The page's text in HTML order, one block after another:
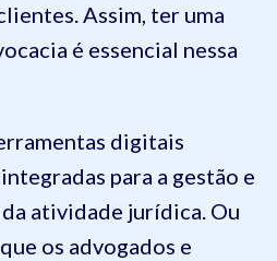
Assim, ter uma
é essencial nessa
digitais
para a gestão e
atividade jurídica. Ou
os advogados e